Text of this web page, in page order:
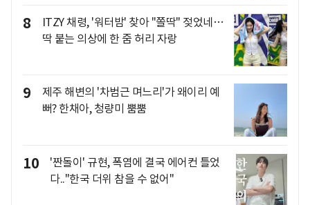
8
ITZY 채령, '워터밤' 찾아 "쫄딱" 젖었네…
딱 붙는 의상에 한 줌 허리 자랑
9
제주 해변의 '차범근 며느리'가 왜이리 예
뻐? 한채아, 청량미 뿜뿜
10
'짠돌이' 규현, 폭염에 결국 에어컨 틀었
다.."한국 더위 참을 수 없어"